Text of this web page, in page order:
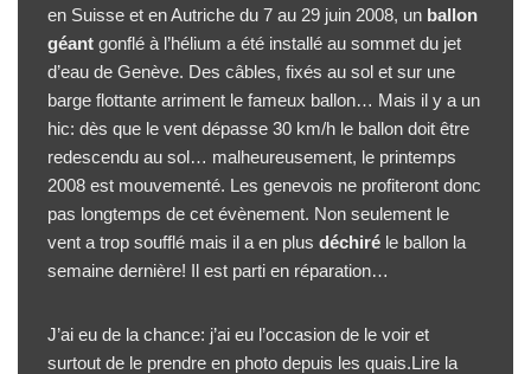
en Suisse et en Autriche du 7 au 29 juin 2008, un ballon
géant gonflé à l’hélium a été installé au sommet du jet
d’eau de Genève. Des câbles, fixés au sol et sur une
barge flottante arriment le fameux ballon… Mais il y a un
hic: dès que le vent dépasse 30 km/h le ballon doit être
redescendu au sol… malheureusement, le printemps
2008 est mouvementé. Les genevois ne profiteront donc
pas longtemps de cet évènement. Non seulement le
vent a trop soufflé mais il a en plus déchiré le ballon la
semaine dernière! Il est parti en réparation…
J’ai eu de la chance: j’ai eu l’occasion de le voir et
surtout de le prendre en photo depuis les quais.Lire la